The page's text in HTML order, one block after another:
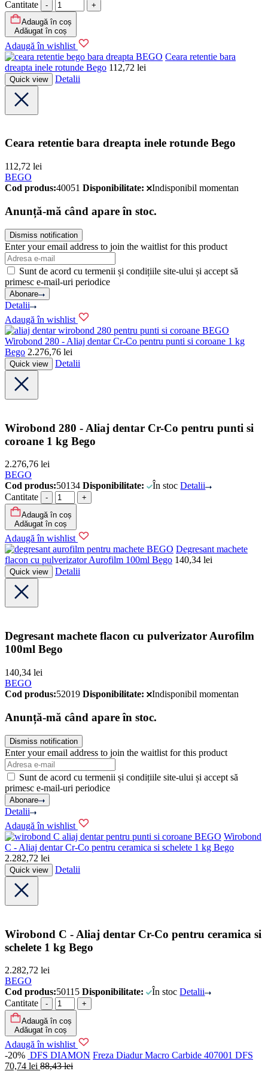
Cantitate
Adaugă în coș
Adăugat în coș
Adaugă în wishlist
BEGO Ceara retentie bara
dreapta inele rotunde Bego 112,72 lei
Quick view Detalii
Ceara retentie bara dreapta inele rotunde Bego
112,72 lei
BEGO
Cod produs:40051 Disponibilitate: Indisponibil momentan
Anunță-mă când apare în stoc.
Dismiss notification
Enter your email address to join the waitlist for this product
Sunt de acord cu termenii și condițiile site-ului și accept să
primesc e-mail-uri periodice
Abonare
Detalii
Adaugă în wishlist
BEGO
Wirobond 280 - Aliaj dentar Cr-Co pentru punti si coroane 1 kg
Bego 2.276,76 lei
Quick view Detalii
Wirobond 280 - Aliaj dentar Cr-Co pentru punti si
coroane 1 kg Bego
2.276,76 lei
BEGO
Cod produs:50134 Disponibilitate: În stocDetalii
Cantitate
Adaugă în coș
Adăugat în coș
Adaugă în wishlist
BEGO Degresant machete
flacon cu pulverizator Aurofilm 100ml Bego 140,34 lei
Quick view Detalii
Degresant machete flacon cu pulverizator Aurofilm
100ml Bego
140,34 lei
BEGO
Cod produs:52019 Disponibilitate: Indisponibil momentan
Anunță-mă când apare în stoc.
Dismiss notification
Enter your email address to join the waitlist for this product
Sunt de acord cu termenii și condițiile site-ului și accept să
primesc e-mail-uri periodice
Abonare
Detalii
Adaugă în wishlist
BEGO Wirobond
C - Aliaj dentar Cr-Co pentru ceramica si schelete 1 kg Bego
2.282,72 lei
Quick view Detalii
Wirobond C - Aliaj dentar Cr-Co pentru ceramica si
schelete 1 kg Bego
2.282,72 lei
BEGO
Cod produs:50115 Disponibilitate: În stocDetalii
Cantitate
Adaugă în coș
Adăugat în coș
Adaugă în wishlist
-20% DFS DIAMON Freza Diadur Macro Carbide 407001 DFS
70,74 lei 88,43lei